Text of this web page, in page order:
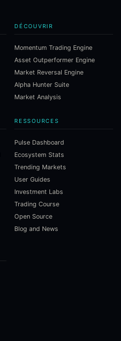
DÉCOUVRIR
Momentum Trading Engine
Asset Outperformer Engine
Market Reversal Engine
Alpha Hunter Suite
Market Analysis
RESSOURCES
Pulse Dashboard
Ecosystem Stats
Trending Markets
User Guides
Investment Labs
Trading Course
Open Source
Blog and News